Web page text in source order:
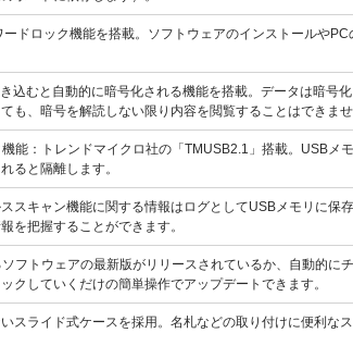
ドロック機能を搭載。ソフトウェアのインストールやPC
むと自動的に暗号化される機能を搭載。データは暗号
、暗号を解読しない限り内容を閲覧することはできませ
能：トレンドマイクロ社の「TMUSB2.1」搭載。USBメ
ると隔離します。
スキャン機能に関する情報はログとしてUSBメモリに保
を把握することができます。
フトウェアの最新版がリリースされているか、自動的に
クしていくだけの簡単操作でアップデートできます。
スライド式ケースを採用。名札などの取り付けに便利な